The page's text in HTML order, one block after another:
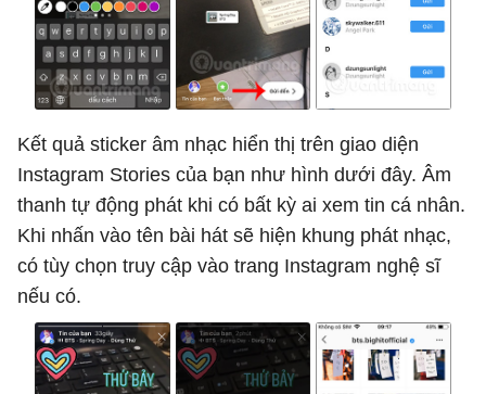
Kết quả sticker âm nhạc hiển thị trên giao diện
Instagram Stories của bạn như hình dưới đây. Âm
thanh tự động phát khi có bất kỳ ai xem tin cá nhân.
Khi nhấn vào tên bài hát sẽ hiện khung phát nhạc,
có tùy chọn truy cập vào trang Instagram nghệ sĩ
nếu có.